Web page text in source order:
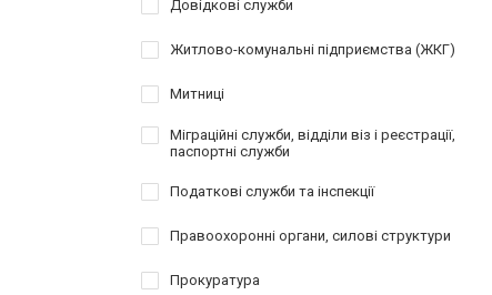
Довідкові служби
Житлово-комунальні підприємства (ЖКГ)
Митниці
Міграційні служби, відділи віз і реєстрації,
паспортні служби
Податкові служби та інспекції
Правоохоронні органи, силові структури
Прокуратура